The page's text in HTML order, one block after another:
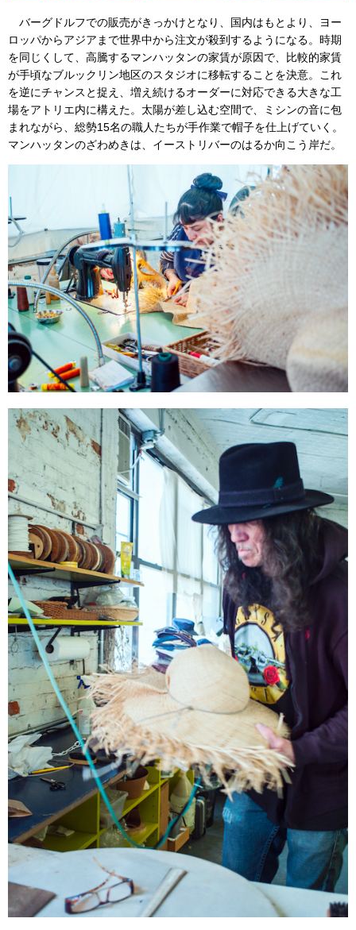
バーグドルフでの販売がきっかけとなり、国内はもとより、ヨー
ロッパからアジアまで世界中から注文が殺到するようになる。時期
を同じくして、高騰するマンハッタンの家賃が原因で、比較的家賃
が手頃なブルックリン地区のスタジオに移転することを決意。これ
を逆にチャンスと捉え、増え続けるオーダーに対応できる大きな工
場をアトリエ内に構えた。太陽が差し込む空間で、ミシンの音に包
まれながら、総勢15名の職人たちが手作業で帽子を仕上げていく。
マンハッタンのざわめきは、イーストリバーのはるか向こう岸だ。